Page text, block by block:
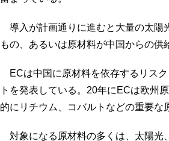
導入が計画通りに進むと大量の太陽
もの、あるいは原材料が中国からの供
ECは中国に原材料を依存するリス
トを発表している。20年にECは欧州
的にリチウム、コバルトなどの重要な
対象になる原材料の多くは、太陽光